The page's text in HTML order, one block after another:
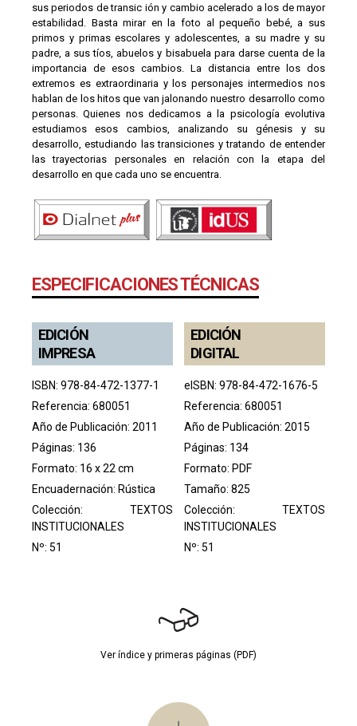
sus periodos de transic ión y cambio acelerado a los de mayor
estabilidad. Basta mirar en la foto al pequeño bebé, a sus
primos y primas escolares y adolescentes, a su madre y su
padre, a sus tíos, abuelos y bisabuela para darse cuenta de la
importancia de esos cambios. La distancia entre los dos
extremos es extraordinaria y los personajes intermedios nos
hablan de los hitos que van jalonando nuestro desarrollo como
personas. Quienes nos dedicamos a la psicología evolutiva
estudiamos esos cambios, analizando su génesis y su
desarrollo, estudiando las transiciones y tratando de entender
las trayectorias personales en relación con la etapa del
desarrollo en que cada uno se encuentra.
ESPECIFICACIONES TÉCNICAS
EDICIÓN
IMPRESA
ISBN: 978-84-472-1377-1
Referencia: 680051
Año de Publicación: 2011
Páginas: 136
Formato: 16 x 22 cm
Encuadernación: Rústica
Colección: TEXTOS
INSTITUCIONALES
Nº: 51
EDICIÓN
DIGITAL
eISBN: 978-84-472-1676-5
Referencia: 680051
Año de Publicación: 2015
Páginas: 134
Formato: PDF
Tamaño: 825
Colección: TEXTOS
INSTITUCIONALES
Nº: 51
Ver índice y primeras páginas (PDF)